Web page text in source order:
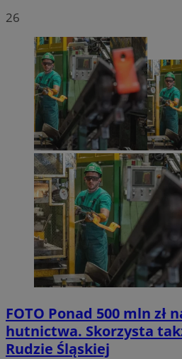
26
FOTO Ponad 500 mln zł
hutnictwa. Skorzysta
Rudzie Śląskiej